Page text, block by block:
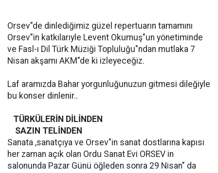
Orsev"de dinlediğimiz güzel repertuarın tamamını
Orsev"in katkılarıyle Levent Okumuş"un yönetiminde
ve Fasl-ı Dil Türk Müziği Topluluğu"ndan mutlaka 7
Nisan akşamı AKM"de ki izleyeceğiz.
Laf aramızda Bahar yorgunluğunuzun gitmesi dileğiyle
bu konser dinlenir..
TÜRKÜLERİN DİLİNDEN
SAZIN TELİNDEN
Sanata ,sanatçıya ve Orsev"in sanat dostlarına kapısı
her zaman açık olan Ordu Sanat Evi ORSEV in
salonunda Pazar Günü öğleden sonra 29 Nisan" da